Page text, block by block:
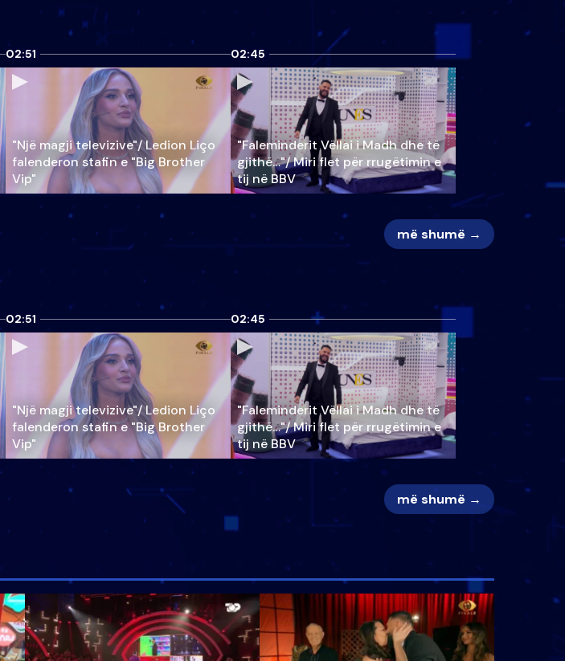
02:51
"Një magji televizive"/ Ledion Liço
falenderon stafin e "Big Brother
Vip"
02:45
"Faleminderit Vëllai i Madh dhe të
gjithë…"/ Miri flet për rrugëtimin e
tij në BBV
më shumë →
02:51
"Një magji televizive"/ Ledion Liço
falenderon stafin e "Big Brother
Vip"
02:45
"Faleminderit Vëllai i Madh dhe të
gjithë…"/ Miri flet për rrugëtimin e
tij në BBV
më shumë →